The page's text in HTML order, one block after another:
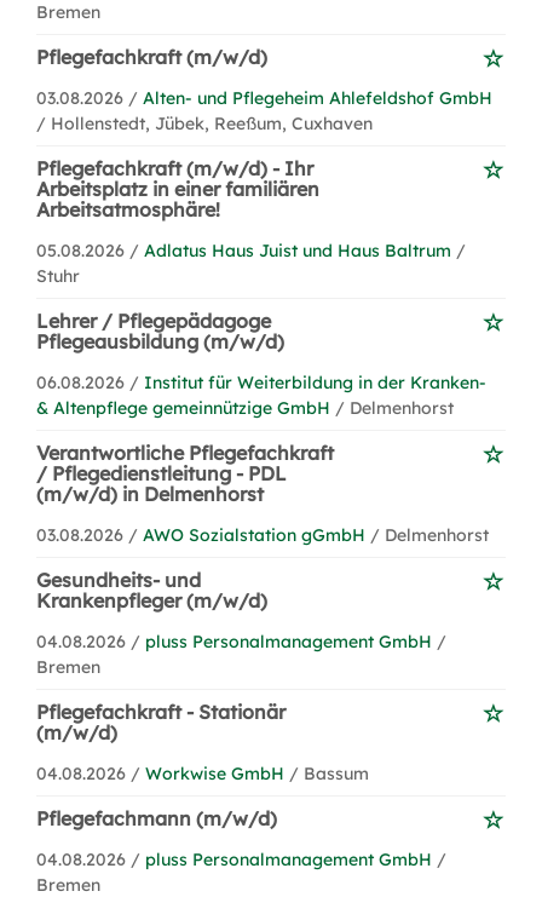
Bremen
Pflegefachkraft (m/w/d)
03.08.2026 / Alten- und Pflegeheim Ahlefeldshof GmbH
/ Hollenstedt, Jübek, Reeßum, Cuxhaven
Pflegefachkraft (m/w/d) - Ihr
Arbeitsplatz in einer familiären
Arbeitsatmosphäre!
05.08.2026 / Adlatus Haus Juist und Haus Baltrum /
Stuhr
Lehrer / Pflegepädagoge
Pflegeausbildung (m/w/d)
06.08.2026 / Institut für Weiterbildung in der Kranken-
& Altenpflege gemeinnützige GmbH / Delmenhorst
Verantwortliche Pflegefachkraft
/ Pflegedienstleitung - PDL
(m/w/d) in Delmenhorst
03.08.2026 / AWO Sozialstation gGmbH / Delmenhorst
Gesundheits- und
Krankenpfleger (m/w/d)
04.08.2026 / pluss Personalmanagement GmbH /
Bremen
Pflegefachkraft - Stationär
(m/w/d)
04.08.2026 / Workwise GmbH / Bassum
Pflegefachmann (m/w/d)
04.08.2026 / pluss Personalmanagement GmbH /
Bremen